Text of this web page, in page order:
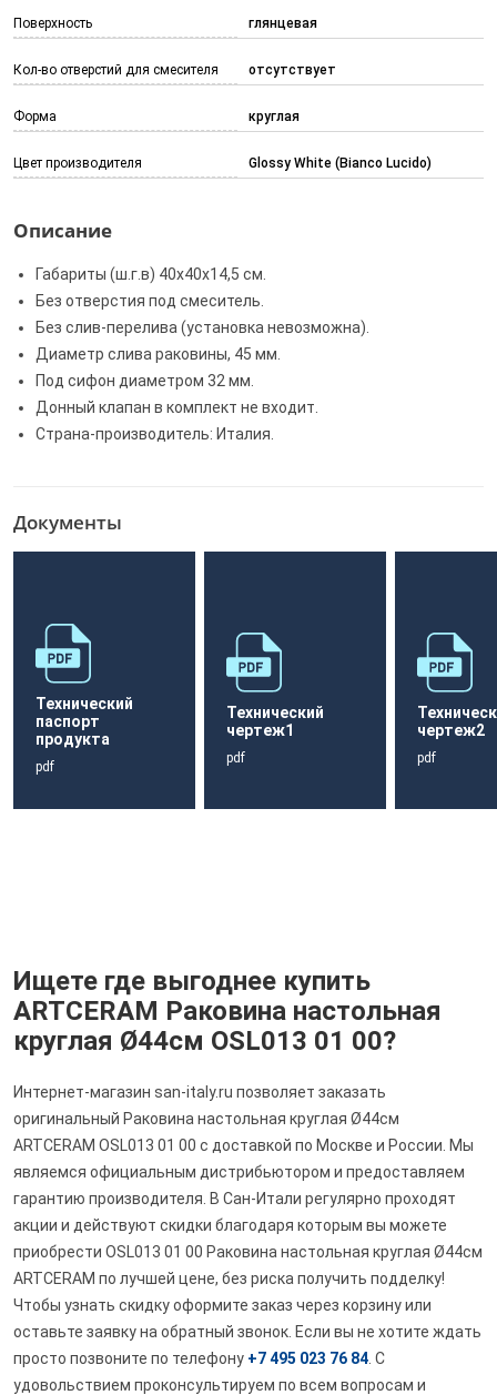
Поверхность глянцевая
Кол-во отверстий для смесителя отсутствует
Форма круглая
Цвет производителя Glossy White (Bianco Lucido)
Описание
Габариты (ш.г.в) 40x40x14,5 см.
Без отверстия под смеситель.
Без слив-перелива (установка невозможна).
Диаметр слива раковины, 45 мм.
Под сифон диаметром 32 мм.
Донный клапан в комплект не входит.
Страна-производитель: Италия.
Документы
Технический
паспорт
продукта
pdf
Технический
чертеж1
pdf
чертеж2
pdf
Ищете где выгоднее купить
ARTCERAM Раковина настольная
круглая Ø44см OSL013 01 00?
Интернет-магазин san-italy.ru позволяет заказать
оригинальный Раковина настольная круглая Ø44см
ARTCERAM OSL013 01 00 с доставкой по Москве и России. Мы
являемся официальным дистрибьютором и предоставляем
гарантию производителя. В Сан-Итали регулярно проходят
акции и действуют скидки благодаря которым вы можете
приобрести OSL013 01 00 Раковина настольная круглая Ø44см
ARTCERAM по лучшей цене, без риска получить подделку!
Чтобы узнать скидку оформите заказ через корзину или
оставьте заявку на обратный звонок. Если вы не хотите ждать
просто позвоните по телефону +7 495 023 76 84 . С
удовольствием проконсультируем по всем вопросам и